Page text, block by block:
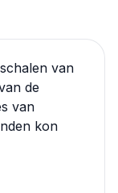
van
de
van
kon